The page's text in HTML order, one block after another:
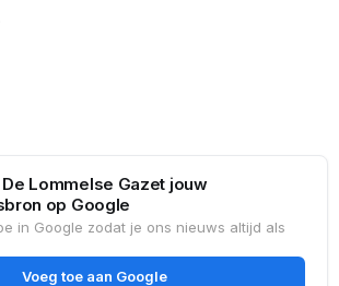
Lommelse Gazet jouw
op Google
in Google zodat je ons nieuws altijd als
Voeg toe aan Google